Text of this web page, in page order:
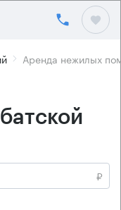
Аренда нежилых
₽